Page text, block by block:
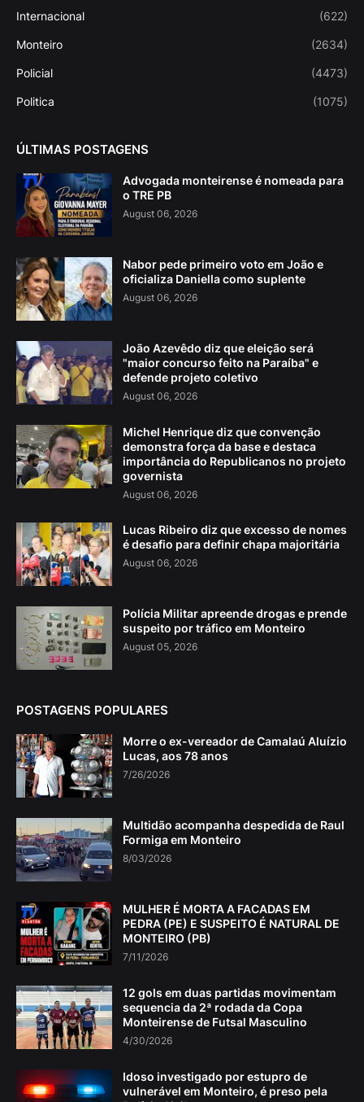
Internacional (622)
Monteiro (2634)
Policial (4473)
Politica (1075)
ÚLTIMAS POSTAGENS
Advogada monteirense é nomeada para
o TRE PB
August 06, 2026
Nabor pede primeiro voto em João e
oficializa Daniella como suplente
August 06, 2026
João Azevêdo diz que eleição será
"maior concurso feito na Paraíba" e
defende projeto coletivo
August 06, 2026
Michel Henrique diz que convenção
demonstra força da base e destaca
importância do Republicanos no projeto
governista
August 06, 2026
Lucas Ribeiro diz que excesso de nomes
é desafio para definir chapa majoritária
August 06, 2026
Polícia Militar apreende drogas e prende
suspeito por tráfico em Monteiro
August 05, 2026
POSTAGENS POPULARES
Morre o ex-vereador de Camalaú Aluízio
Lucas, aos 78 anos
7/26/2026
Multidão acompanha despedida de Raul
Formiga em Monteiro
8/03/2026
MULHER É MORTA A FACADAS EM
PEDRA (PE) E SUSPEITO É NATURAL DE
MONTEIRO (PB)
7/11/2026
12 gols em duas partidas movimentam
sequencia da 2ª rodada da Copa
Monteirense de Futsal Masculino
4/30/2026
Idoso investigado por estupro de
vulnerável em Monteiro, é preso pela